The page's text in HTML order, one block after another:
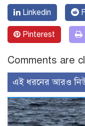
Linkedin
Pinterest
Comments are
এই ধরনের আরও